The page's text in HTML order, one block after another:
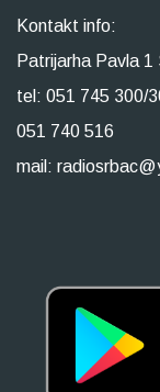
Kontakt info:
Patrijarha Pavla
tel: 051 745 300/
051 740 516
mail: